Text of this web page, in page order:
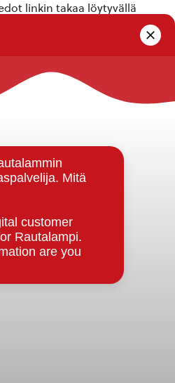
linkin takaa löytyvällä
suunnitelmat, säännöt ja